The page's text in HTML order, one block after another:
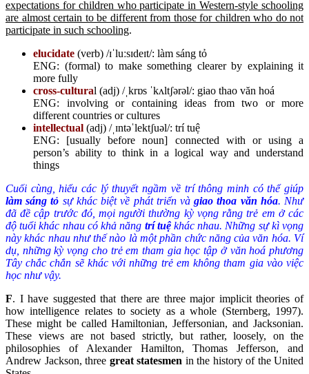
expectations for children who participate in Western-style schooling
are almost certain to be different from those for children who do not
participate in such schooling.
elucidate (verb) /ɪˈluːsɪdeɪt/: làm sáng tỏ
ENG: (formal) to make something clearer by explaining it
more fully
cross-cultural (adj) /ˌkrɒs ˈkʌltʃərəl/: giao thao văn hoá
ENG: involving or containing ideas from two or more
different countries or cultures
intellectual (adj) /ˌɪntəˈlektʃuəl/: trí tuệ
ENG: [usually before noun] connected with or using a
person’s ability to think in a logical way and understand
things
Cuối cùng, hiểu các lý thuyết ngầm về trí thông minh có thể giúp
làm sáng tỏ sự khác biệt về phát triển vàgiao thoa văn hóa. Như
đã đề cập trước đó, mọi người thường kỳ vọng rằng trẻ em ở các
độ tuổi khác nhau có khả năng trí tuệkhác nhau. Những sự kì vọng
này khác nhau như thế nào là một phần chức năng của văn hóa. Ví
dụ, những kỳ vọng cho trẻ em tham gia học tập ở văn hoá phương
Tây chắc chắn sẽ khác với những trẻ em không tham gia vào việc
học như vậy.
F. I have suggested that there are three major implicit theories of
how intelligence relates to society as a whole (Sternberg, 1997).
These might be called Hamiltonian, Jeffersonian, and Jacksonian.
These views are not based strictly, but rather, loosely, on the
philosophies of Alexander Hamilton, Thomas Jefferson, and
Andrew Jackson, three great statesmen in the history of the United